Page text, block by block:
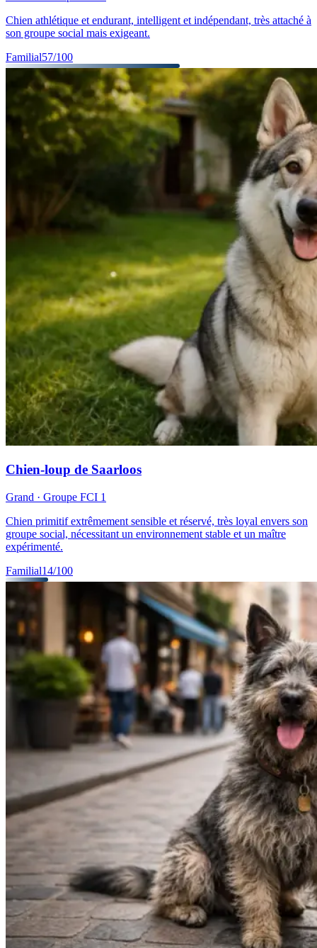
Chien athlétique et endurant, intelligent et indépendant, très attaché à
son groupe social mais exigeant.
Familial57/100
Chien-loup de Saarloos
Grand · Groupe FCI 1
Chien primitif extrêmement sensible et réservé, très loyal envers son
groupe social, nécessitant un environnement stable et un maître
expérimenté.
Familial14/100